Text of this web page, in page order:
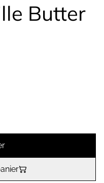
Butter